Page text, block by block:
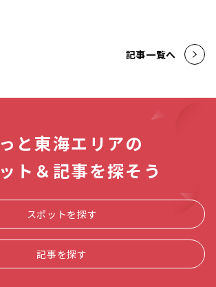
記事一覧へ
と東海エリアの
ト＆記事を探そう
スポットを探す
記事を探す